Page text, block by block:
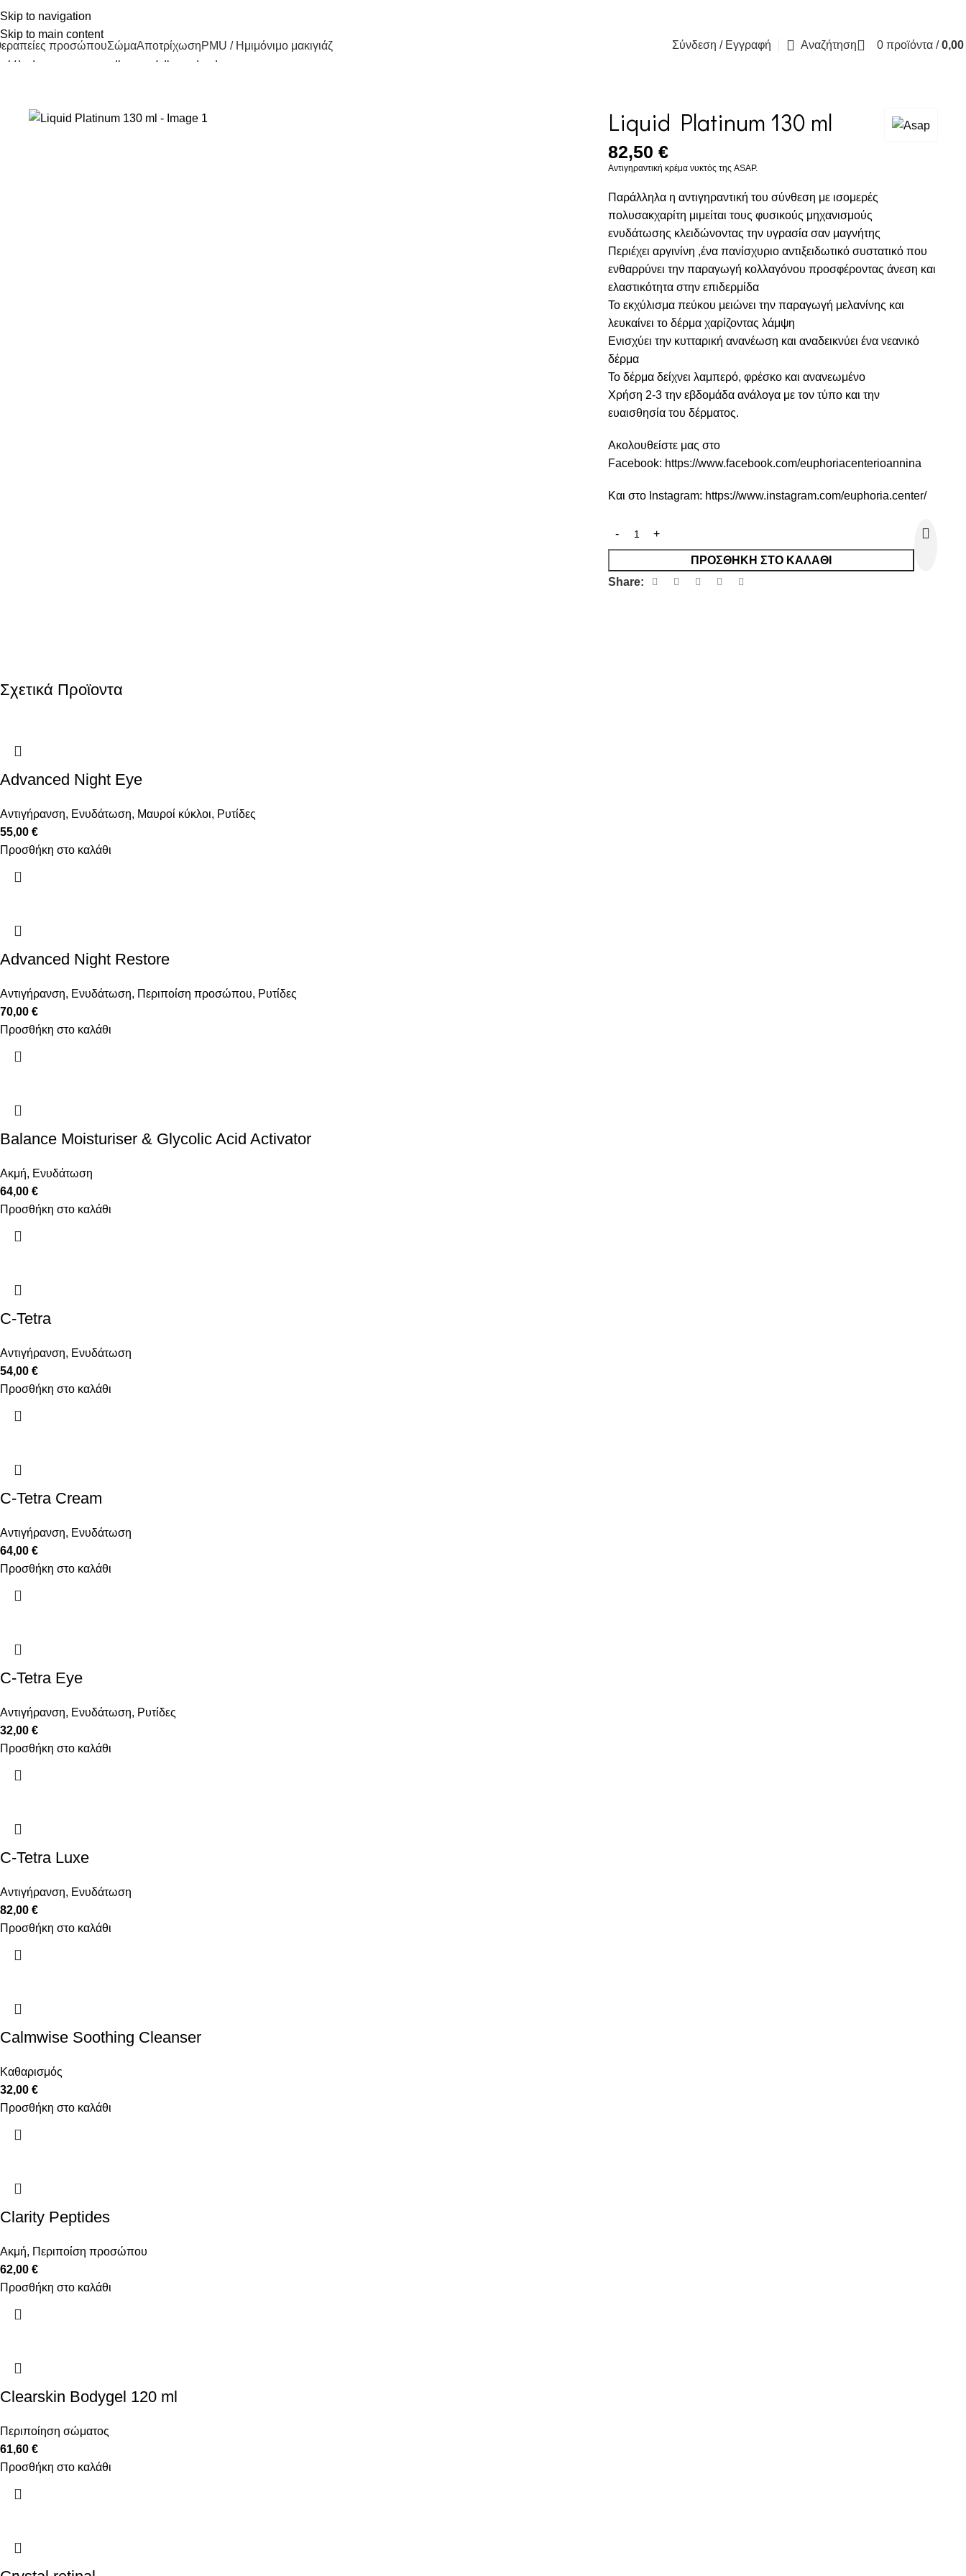
Skip to navigation
Skip to main content
Νικολάτου 19 γωνία με Πάφου, Ιωάννινα
προσώπουΣώμαΑποτρίχωσηPMU / Ημιμόνιμο μακιγιάζ Σύνδεση / Εγγραφή Αναζήτηση 0 προϊόντα / 0,00
Αρχική σελίδα
Κατάστημα Αντιγήρανση Liquid Platinum 130 ml
Liquid Platinum 130 ml
82,50€
Αντιγηραντική κρέμα νυκτός της ASAP.
Παράλληλα η αντιγηραντική του σύνθεση με ισομερές
πολυσακχαρίτη μιμείται τους φυσικούς μηχανισμούς
ενυδάτωσης κλειδώνοντας την υγρασία σαν μαγνήτης
Περιέχει αργινίνη ,ένα πανίσχυριο αντιξειδωτικό συστατικό που
ενθαρρύνει την παραγωγή κολλαγόνου προσφέροντας άνεση και
ελαστικότητα στην επιδερμίδα
Το εκχύλισμα πεύκου μειώνει την παραγωγή μελανίνης και
λευκαίνει το δέρμα χαρίζοντας λάμψη
Ενισχύει την κυτταρική ανανέωση και αναδεικνύει ένα νεανικό
δέρμα
Το δέρμα δείχνει λαμπερό, φρέσκο και ανανεωμένο
Χρήση 2-3 την εβδομάδα ανάλογα με τον τύπο και την
ευαισθησία του δέρματος.
Ακολουθείστε μας στο
Facebook: https://www.facebook.com/euphoriacenterioannina
Και στο Instagram: https://www.instagram.com/euphoria.center/
ΠΡΟΣΘΉΚΗ ΣΤΟ ΚΑΛΆΘΙ
Share:
Σχετικά Προϊοντα
Advanced Night Eye
Αντιγήρανση, Ενυδάτωση, Μαυροί κύκλοι, Ρυτίδες
55,00 €
Προσθήκη στο καλάθι
Advanced Night Restore
Αντιγήρανση, Ενυδάτωση, Περιποίση προσώπου, Ρυτίδες
70,00 €
Προσθήκη στο καλάθι
Balance Moisturiser & Glycolic Acid Activator
Ακμή, Ενυδάτωση
64,00 €
Προσθήκη στο καλάθι
C-Tetra
Αντιγήρανση, Ενυδάτωση
54,00 €
Προσθήκη στο καλάθι
C-Tetra Cream
Αντιγήρανση, Ενυδάτωση
64,00 €
Προσθήκη στο καλάθι
C-Tetra Eye
Αντιγήρανση, Ενυδάτωση, Ρυτίδες
32,00 €
Προσθήκη στο καλάθι
C-Tetra Luxe
Αντιγήρανση, Ενυδάτωση
82,00 €
Προσθήκη στο καλάθι
Calmwise Soothing Cleanser
Καθαρισμός
32,00 €
Προσθήκη στο καλάθι
Clarity Peptides
Ακμή, Περιποίση προσώπου
62,00 €
Προσθήκη στο καλάθι
Clearskin Bodygel 120 ml
Περιποίηση σώματος
61,60 €
Προσθήκη στο καλάθι